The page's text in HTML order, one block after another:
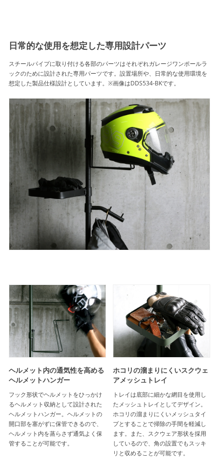
日常的な使用を想定した専用設計パーツ
スチールパイプに取り付ける各部のパーツはそれぞれガレージワンポールラ
ックのために設計された専用パーツです。設置場所や、日常的な使用環境を
想定した製品仕様設計としています。※画像はDDS534-BKです。
ヘルメット内の通気性を高める
ヘルメットハンガー
フック形状でヘルメットをひっかけ
るヘルメット収納として設計された
ヘルメットハンガー。ヘルメットの
開口部を塞がずに保管できるので、
ヘルメット内を蒸らさず通気よく保
管することが可能です。
ホコリの溜まりにくいスクウェ
アメッシュトレイ
トレイは底部に細かな網目を使用し
たメッシュトレイとしてデザイン。
ホコリの溜まりにくいメッシュタイ
プとすることで掃除の手間を軽減し
ます。また、スクウェア形状を採用
しているので、角の設置でもスッキ
リと収めることが可能です。